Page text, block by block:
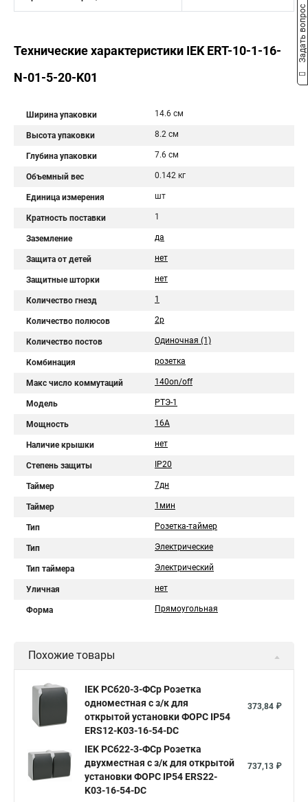
Технические характеристики IEK ERT-10-1-16-
N-01-5-20-K01
Ширина упаковки 14.6 см
Высота упаковки 8.2 см
Глубина упаковки 7.6 см
Объемный вес 0.142 кг
Единица измерения шт
Кратность поставки 1
Заземление да
Защита от детей нет
Защитные шторки нет
Количество гнезд 1
Количество полюсов 2p
Количество постов Одиночная (1)
Комбинация розетка
Макс число коммутаций 140on/off
Модель РТЭ-1
Мощность 16А
Наличие крышки нет
Степень защиты IP20
Таймер 7дн
Таймер 1мин
Тип Розетка-таймер
Тип Электрические
Тип таймера Электрический
Уличная нет
Форма Прямоугольная
Похожие товары
IEK РСб20-3-ФСр Розетка
одноместная с з/к для
открытой установки ФОРС IP54
ERS12-K03-16-54-DC
373,84 ₽
IEK РСб22-3-ФСр Розетка
двухместная с з/к для открытой
установки ФОРС IP54 ERS22-
K03-16-54-DC
737,13 ₽
Задать вопрос